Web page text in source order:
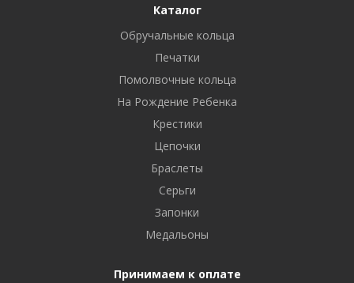
Каталог
Обручальные кольца
Печатки
Помолвочные кольца
На Рождение Ребенка
Крестики
Цепочки
Браслеты
Серьги
Запонки
Медальоны
Принимаем к оплате